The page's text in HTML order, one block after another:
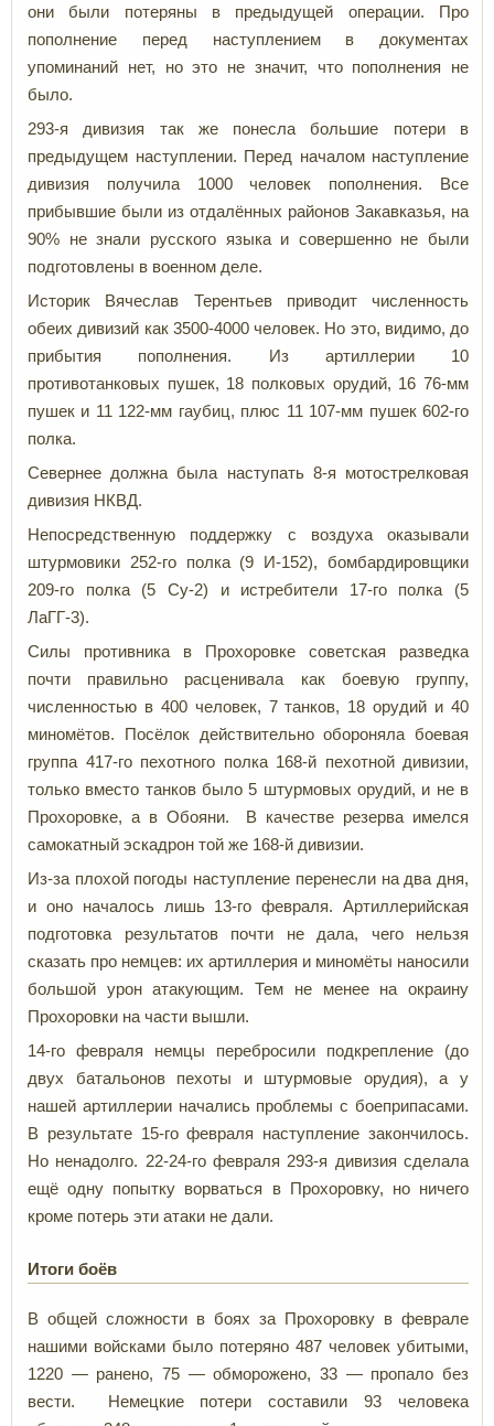
они были потеряны в предыдущей операции. Про
пополнение перед наступлением в документах
упоминаний нет, но это не значит, что пополнения не
было.
293-я дивизия так же понесла большие потери в
предыдущем наступлении. Перед началом наступление
дивизия получила 1000 человек пополнения. Все
прибывшие были из отдалённых районов Закавказья, на
90% не знали русского языка и совершенно не были
подготовлены в военном деле.
Историк Вячеслав Терентьев приводит численность
обеих дивизий как 3500-4000 человек. Но это, видимо, до
прибытия пополнения. Из артиллерии 10
противотанковых пушек, 18 полковых орудий, 16 76-мм
пушек и 11 122-мм гаубиц, плюс 11 107-мм пушек 602-го
полка.
Севернее должна была наступать 8-я мотострелковая
дивизия НКВД.
Непосредственную поддержку с воздуха оказывали
штурмовики 252-го полка (9 И-152), бомбардировщики
209-го полка (5 Су-2) и истребители 17-го полка (5
ЛаГГ-3).
Силы противника в Прохоровке советская разведка
почти правильно расценивала как боевую группу,
численностью в 400 человек, 7 танков, 18 орудий и 40
миномётов. Посёлок действительно обороняла боевая
группа 417-го пехотного полка 168-й пехотной дивизии,
только вместо танков было 5 штурмовых орудий, и не в
Прохоровке, а в Обояни. В качестве резерва имелся
самокатный эскадрон той же 168-й дивизии.
Из-за плохой погоды наступление перенесли на два дня,
и оно началось лишь 13-го февраля. Артиллерийская
подготовка результатов почти не дала, чего нельзя
сказать про немцев: их артиллерия и миномёты наносили
большой урон атакующим. Тем не менее на окраину
Прохоровки на части вышли.
14-го февраля немцы перебросили подкрепление (до
двух батальонов пехоты и штурмовые орудия), а у
нашей артиллерии начались проблемы с боеприпасами.
В результате 15-го февраля наступление закончилось.
Но ненадолго. 22-24-го февраля 293-я дивизия сделала
ещё одну попытку ворваться в Прохоровку, но ничего
кроме потерь эти атаки не дали.
Итоги боёв
В общей сложности в боях за Прохоровку в феврале
нашими войсками было потеряно 487 человек убитыми,
1220 — ранено, 75 — обморожено, 33 — пропало без
вести. Немецкие потери составили 93 человека